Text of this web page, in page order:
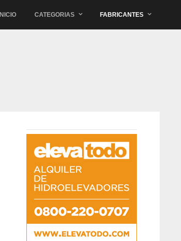
INICIO CATEGORIAS FABRICANTES